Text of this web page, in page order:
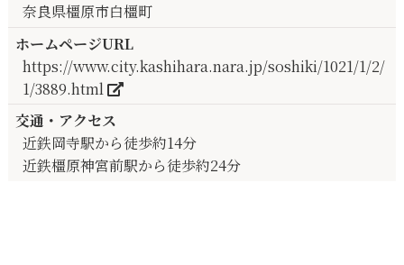
奈良県橿原市白橿町
ホームページURL
https://www.city.kashihara.nara.jp/soshiki/1021/1/2/
1/3889.html
交通・アクセス
近鉄岡寺駅から徒歩約14分
近鉄橿原神宮前駅から徒歩約24分